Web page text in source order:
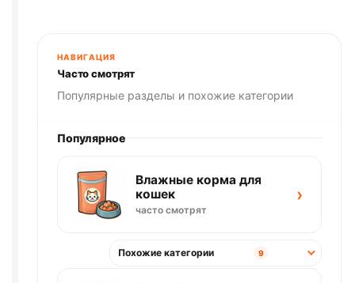
850г
НАВИГАЦИЯ
Часто смотрят
Популярные разделы и похожие категории
Популярное
Влажные корма для
кошек
часто смотрят
›
Похожие категории 9